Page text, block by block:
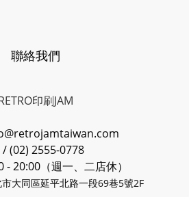
聯絡我們
印刷JAM
(02) 2555-0778
20:00（週一、二店休）
大同區延平北路一段69巷5號2F